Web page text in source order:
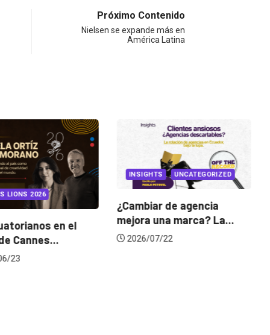
Próximo Contenido
Nielsen se expande más en
América Latina
INSIGHTS UNCATEGORIZED
¿Cambiar de agencia
mejora una marca? La...
2026/07/22
Gabriela Herrera y el arte
de cambiarse...